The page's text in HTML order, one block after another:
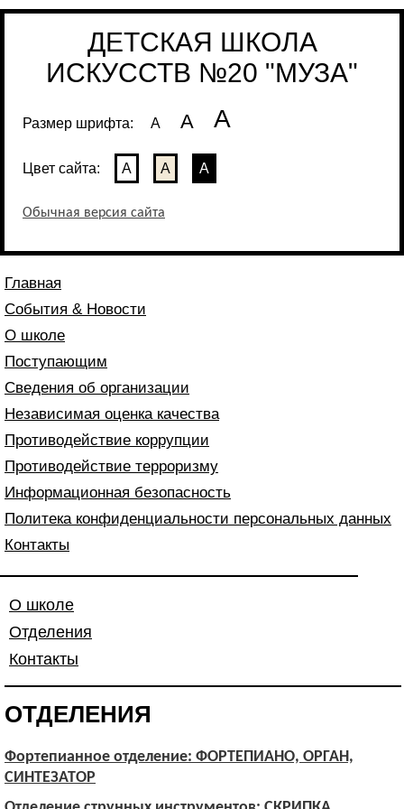
ДЕТСКАЯ ШКОЛА
ИСКУССТВ №20 "МУЗА"
Размер шрифта: А А А
Цвет сайта: А А А
Обычная версия сайта
Главная
События & Новости
О школе
Поступающим
Сведения об организации
Независимая оценка качества
Противодействие коррупции
Противодействие терроризму
Информационная безопасность
Политека конфиденциальности персональных данных
Контакты
О школе
Отделения
Контакты
ОТДЕЛЕНИЯ
Фортепианное отделение: ФОРТЕПИАНО, ОРГАН,
СИНТЕЗАТОР